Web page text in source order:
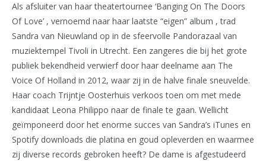
Als afsluiter van haar theatertournee ‘Banging On The Doors
Of Love’ , vernoemd naar haar laatste “eigen” album , trad
Sandra van Nieuwland op in de sfeervolle Pandorazaal van
muziektempel Tivoli in Utrecht. Een zangeres die bij het grote
publiek bekendheid verwierf door haar deelname aan The
Voice Of Holland in 2012, waar zij in de halve finale sneuvelde.
Haar coach Trijntje Oosterhuis verkoos toen om met mede
kandidaat Leona Philippo naar de finale te gaan. Wellicht
geïmponeerd door het enorme succes van Sandra’s iTunes en
Spotify downloads die platina en goud opleverden en waarmee
zij diverse records gebroken heeft? De dame is afgestudeerd